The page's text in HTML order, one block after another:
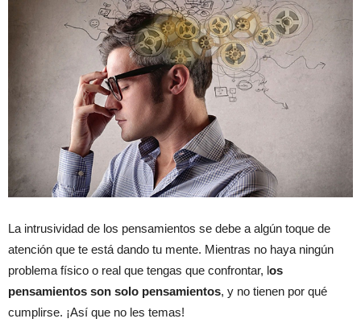
La intrusividad de los pensamientos se debe a algún toque de
atención que te está dando tu mente. Mientras no haya ningún
problema físico o real que tengas que confrontar, los
pensamientos son solo pensamientos, y no tienen por qué
cumplirse. ¡Así que no les temas!